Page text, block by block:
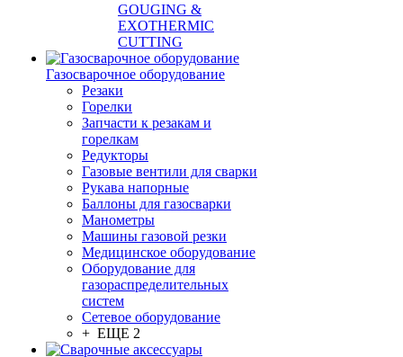
GOUGING &
EXOTHERMIC
CUTTING
Газосварочное оборудование
Резаки
Горелки
Запчасти к резакам и
горелкам
Редукторы
Газовые вентили для сварки
Рукава напорные
Баллоны для газосварки
Манометры
Машины газовой резки
Медицинское оборудование
Оборудование для
газораспределительных
систем
Сетевое оборудование
+ ЕЩЕ 2